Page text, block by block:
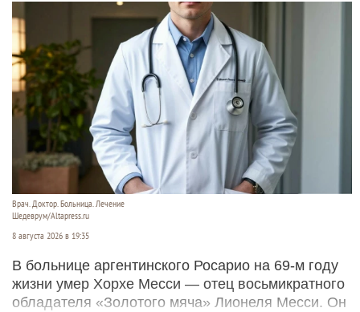
Врач. Доктор. Больница. Лечение
Шедеврум/Altapress.ru
8 августа 2026 в 19:35
В больнице аргентинского Росарио на 69-м году
жизни умер Хорхе Месси — отец восьмикратного
обладателя «Золотого мяча» Лионеля Месси. Он